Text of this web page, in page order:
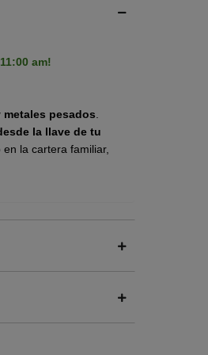
am!
pesados
la llave de tu
la cartera familiar,
microscópicas
dar doble